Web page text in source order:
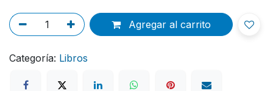
Agregar al carrito
Categoría: Libros